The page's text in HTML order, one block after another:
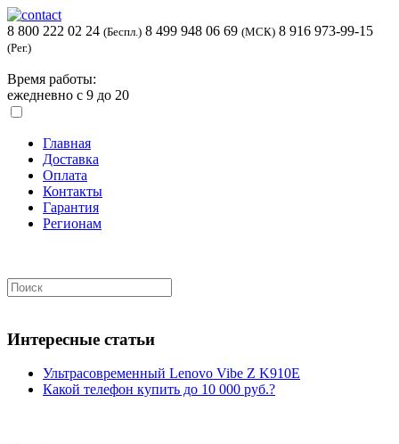
8 800 222 02 24 (Беспл.) 8 499 948 06 69 (МСК) 8 916 973-99-15
(Рег.)
Время работы:
ежедневно с 9 до 20
Главная
Доставка
Оплата
Контакты
Гарантия
Регионам
Интересные статьи
Ультрасовременный Lenovo Vibe Z K910E
Какой телефон купить до 10 000 руб.?